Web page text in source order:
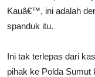
Kauâ€™, ini adalah
spanduk itu.
Ini tak terlepas dari
pihak ke Polda Sumut